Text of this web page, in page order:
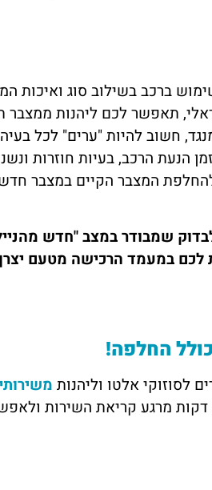
ברכב בשילוב סוג ואיכות
תאפשר לכם ליהנות ממצבר
חשוב להיות "ערים" לכל
הנעת הרכב, בעיות חוזרות
המצבר הקיים במצבר
שמבודר במצב "חדש
לכם במעמד הרכישה מטעם
החלפה!
לסוזוקי אלטו וליהנות
. במסגרת השירות, אנו מתחייבים להגיע אליכם תוך 60 דקות מרגע קריאת